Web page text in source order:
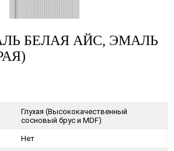
БЕЛАЯ АЙС, ЭМАЛЬ
Глухая (Высококачественный
сосновый брус и MDF)
Нет